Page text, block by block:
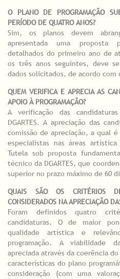
O PLANO DE PROGRAMAÇÃO
PERÍODO DE QUATRO ANOS?
Sim, os planos devem
apresentada uma proposta
detalhados do primeiro ano de
os três anos seguintes, deve
dados solicitados, de acordo
QUEM VERIFICA E APRECIA AS
APOIO À PROGRAMAÇÃO?
A verificação das
DGARTES. A apreciação das
comissão de apreciação, a qual
especialistas nas áreas
Tutela sob proposta
técnico da DGARTES, que
superior no prazo máximo de 60
QUAIS SÃO OS CRITÉRIOS
CONSIDERADOS NA APRECIAÇÃO
Foram definidos quatro
candidaturas. O de maior
qualidade artística e
programação. A viabilidade
apreciada através da coerência
características do plano
consideração (com uma